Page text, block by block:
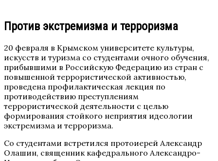
Против экстремизма и терроризма
20 февраля в Крымском университете культуры,
искусств и туризма со студентами очного обучения,
прибывшими в Российскую Федерацию из стран с
повышенной террористической активностью,
проведена профилактическая лекция по
противодействию преступлениям
террористической деятельности с целью
формирования стойкого неприятия идеологии
экстремизма и терроризма.
Со студентами встретился протоиерей Александр
Олашин, священник кафедрального Александро-